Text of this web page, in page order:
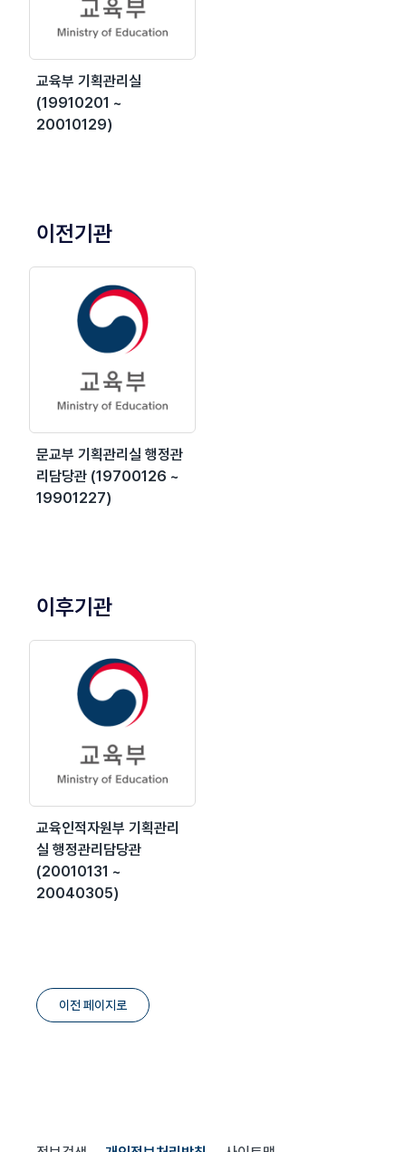
교육부 기획관리실
(19910201 ~
20010129)
이전기관
문교부 기획관리실 행정관
리담당관 (19700126 ~
19901227)
이후기관
교육인적자원부 기획관리
실 행정관리담당관
(20010131 ~
20040305)
이전 페이지로